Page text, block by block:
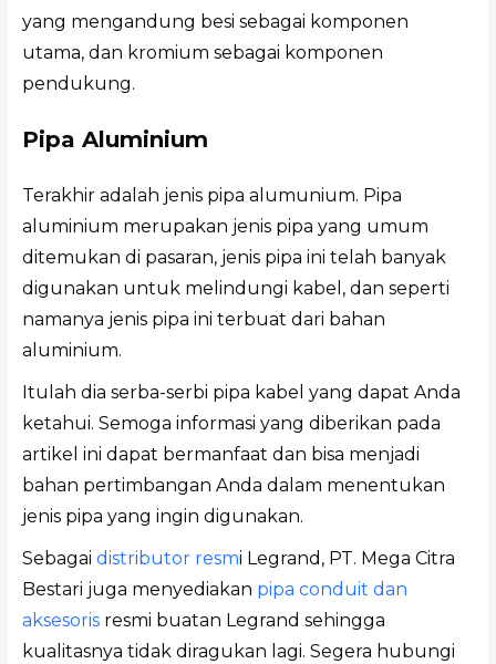
yang mengandung besi sebagai komponen
utama, dan kromium sebagai komponen
pendukung.
Pipa Aluminium
Terakhir adalah jenis pipa alumunium. Pipa
aluminium merupakan jenis pipa yang umum
ditemukan di pasaran, jenis pipa ini telah banyak
digunakan untuk melindungi kabel, dan seperti
namanya jenis pipa ini terbuat dari bahan
aluminium.
Itulah dia serba-serbi pipa kabel yang dapat Anda
ketahui. Semoga informasi yang diberikan pada
artikel ini dapat bermanfaat dan bisa menjadi
bahan pertimbangan Anda dalam menentukan
jenis pipa yang ingin digunakan.
Sebagai distributor resmi Legrand, PT. Mega Citra
Bestari juga menyediakan pipa conduit dan
aksesorisresmi buatan Legrand sehingga
kualitasnya tidak diragukan lagi. Segera hubungi